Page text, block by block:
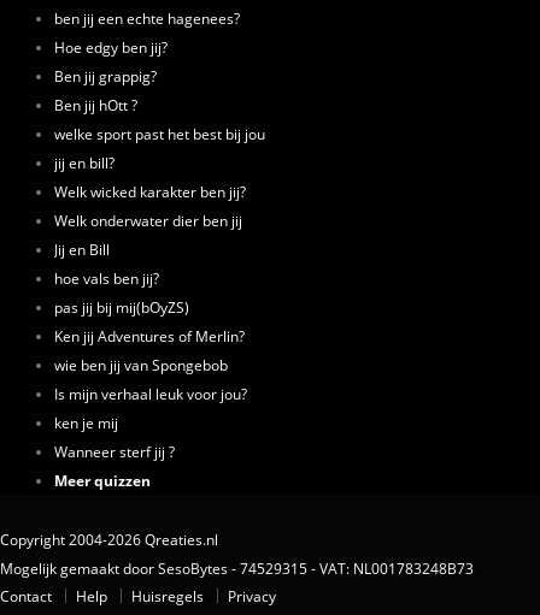
ben jij een echte hagenees?
Hoe edgy ben jij?
Ben jij grappig?
Ben jij hOtt ?
welke sport past het best bij jou
jij en bill?
Welk wicked karakter ben jij?
Welk onderwater dier ben jij
Jij en Bill
hoe vals ben jij?
pas jij bij mij(bOyZS)
Ken jij Adventures of Merlin?
wie ben jij van Spongebob
Is mijn verhaal leuk voor jou?
ken je mij
Wanneer sterf jij ?
Meer quizzen
Copyright 2004-2026 Qreaties.nl
Mogelijk gemaakt door SesoBytes - 74529315 - VAT: NL001783248B73
Contact
Help Huisregels Privacy